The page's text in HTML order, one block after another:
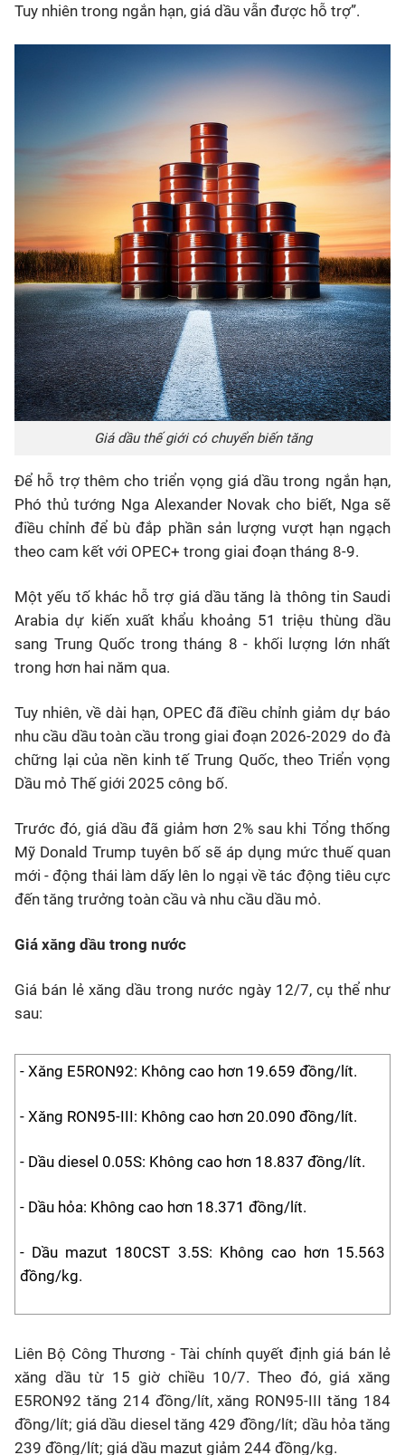
Tuy nhiên trong ngắn hạn, giá dầu vẫn được hỗ trợ”.
Giá dầu thế giới có chuyển biến tăng
Để hỗ trợ thêm cho triển vọng giá dầu trong ngắn hạn,
Phó thủ tướng Nga Alexander Novak cho biết, Nga sẽ
điều chỉnh để bù đắp phần sản lượng vượt hạn ngạch
theo cam kết với OPEC+ trong giai đoạn tháng 8-9.
Một yếu tố khác hỗ trợ giá dầu tăng là thông tin Saudi
Arabia dự kiến xuất khẩu khoảng 51 triệu thùng dầu
sang Trung Quốc trong tháng 8 - khối lượng lớn nhất
trong hơn hai năm qua.
Tuy nhiên, về dài hạn, OPEC đã điều chỉnh giảm dự báo
nhu cầu dầu toàn cầu trong giai đoạn 2026-2029 do đà
chững lại của nền kinh tế Trung Quốc, theo Triển vọng
Dầu mỏ Thế giới 2025 công bố.
Trước đó, giá dầu đã giảm hơn 2% sau khi Tổng thống
Mỹ Donald Trump tuyên bố sẽ áp dụng mức thuế quan
mới - động thái làm dấy lên lo ngại về tác động tiêu cực
đến tăng trưởng toàn cầu và nhu cầu dầu mỏ.
Giá xăng dầu trong nước
Giá bán lẻ xăng dầu trong nước ngày 12/7, cụ thể như
sau:
- Xăng E5RON92: Không cao hơn 19.659 đồng/lít.
- Xăng RON95-III: Không cao hơn 20.090 đồng/lít.
- Dầu diesel 0.05S: Không cao hơn 18.837 đồng/lít.
- Dầu hỏa: Không cao hơn 18.371 đồng/lít.
- Dầu mazut 180CST 3.5S: Không cao hơn 15.563
đồng/kg.
Liên Bộ Công Thương - Tài chính quyết định giá bán lẻ
xăng dầu từ 15 giờ chiều 10/7. Theo đó, giá xăng
E5RON92 tăng 214 đồng/lít, xăng RON95-III tăng 184
đồng/lít; giá dầu diesel tăng 429 đồng/lít; dầu hỏa tăng
239 đồng/lít; giá dầu mazut giảm 244 đồng/kg.